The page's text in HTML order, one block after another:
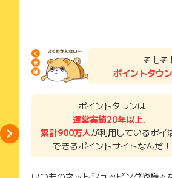
【お問い合わせ必要情報】
・アクション日時
・登録アドレス
・氏名
※ポイントに関するお問い合わせは、ポ
までお問い合わせください。ポイントに
お問い合わせをした場合、ポイント獲得
了などのメールは、ポイント獲得するま
獲得待ち・獲得失敗の状態でお問い合わ
メールを送っていただく場合がございま
そのため、紛失・破棄された場合は対応
ご注意ください。
(※) SafariやChromeなどwebサイトを表
そもそ
ポイントタウン
ポイントタウンは
運営実績20年以上、
累計900万人が利用しているポイ
できるポイントサイトなんだ！